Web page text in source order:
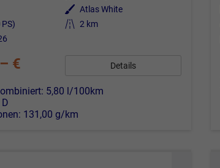
Außenfarbe Atlas White
Kilometerstand 2 km
€ Details
5,80 l/100km
D
131,00 g/km